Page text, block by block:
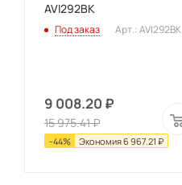
AVI292BK
Под заказ Арт.: AVI292BK
9 008.20 ₽
15 975.41₽
-44% Экономия6 967.21 ₽